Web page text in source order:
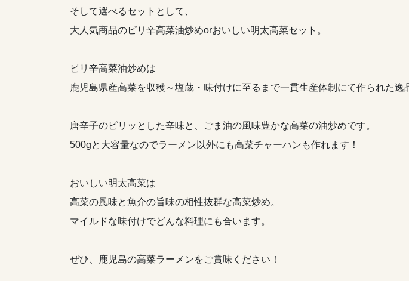
そして選べるセットとして、
大人気商品のピリ辛高菜油炒めorおいしい明太高菜セット。
ピリ辛高菜油炒めは
鹿児島県産高菜を収穫～塩蔵・味付けに至るまで一貫生産体制にて作られた逸
唐辛子のピリッとした辛味と、ごま油の風味豊かな高菜の油炒めです。
500gと大容量なのでラーメン以外にも高菜チャーハンも作れます！
おいしい明太高菜は
高菜の風味と魚介の旨味の相性抜群な高菜炒め。
マイルドな味付けでどんな料理にも合います。
ぜひ、鹿児島の高菜ラーメンをご賞味ください！